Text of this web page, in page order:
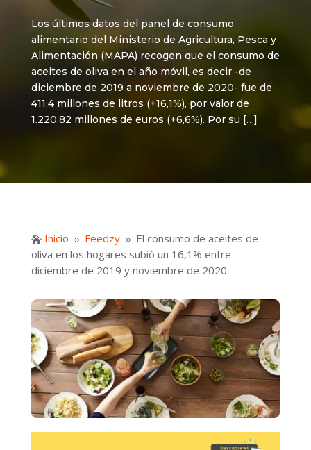
Los últimos datos del panel de consumo
alimentario del Ministerio de Agricultura, Pesca y
Alimentación (MAPA) recogen que el consumo de
aceites de oliva en el año móvil, es decir -de
diciembre de 2019 a noviembre de 2020- fue de
411,4 millones de litros (+16,1%), por valor de
1.220,82 millones de euros (+6,6%). Por su […]
 Inicio 9 Feedzy 9 El consumo de aceites de
oliva en los hogares subió un 16,1% entre
diciembre de 2019 y noviembre de 2020